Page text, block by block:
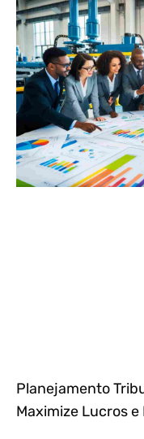
Planejamento
Maximize Lucros